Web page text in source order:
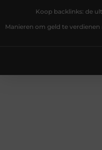
Koop backlinks: de
Manieren om geld te